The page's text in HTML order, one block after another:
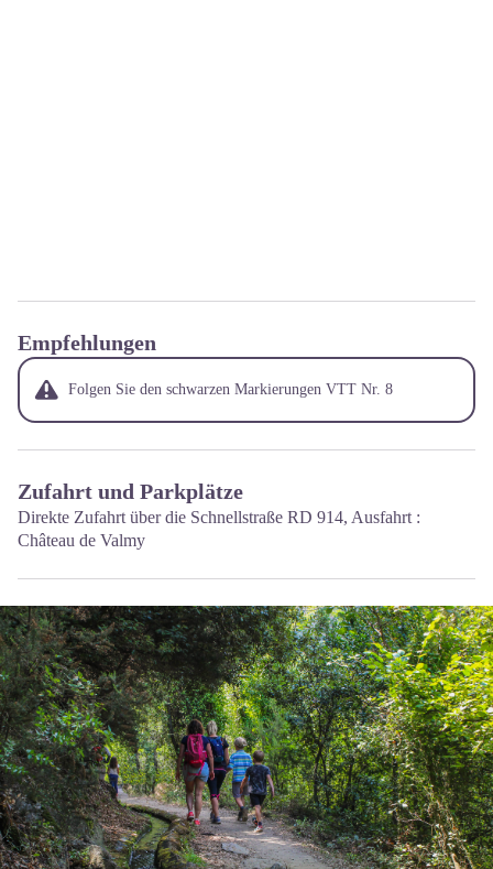
Empfehlungen
Folgen Sie den schwarzen Markierungen VTT Nr. 8
Zufahrt und Parkplätze
Direkte Zufahrt über die Schnellstraße RD 914, Ausfahrt :
Château de Valmy